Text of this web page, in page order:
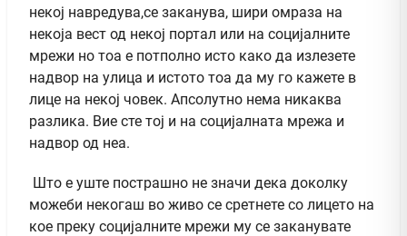
некој навредува,се заканува, шири омраза на
некоја вест од некој портал или на социјалните
мрежи но тоа е потполно исто како да излезете
надвор на улица и истото тоа да му го кажете в
лице на некој човек. Апсолутно нема никаква
разлика. Вие сте тој и на социјалната мрежа и
надвор од неа.
Што е уште пострашно не значи дека доколку
можеби некогаш во живо се сретнете со лицето на
кое преку социјалните мрежи му се заканувате